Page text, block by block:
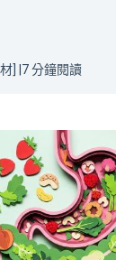
] 7 分鐘閱讀